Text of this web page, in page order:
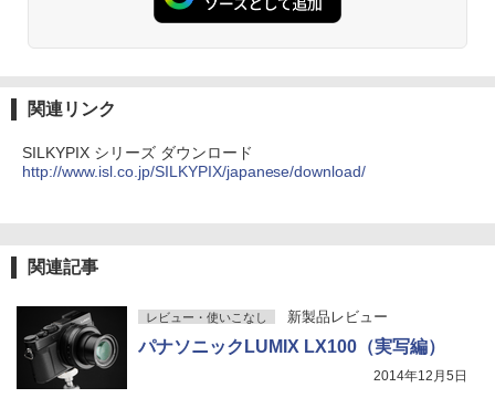
関連リンク
SILKYPIX シリーズ ダウンロード
http://www.isl.co.jp/SILKYPIX/japanese/download/
関連記事
レビュー・使いこなし 新製品レビュー
パナソニックLUMIX LX100（実写編）
2014年12月5日